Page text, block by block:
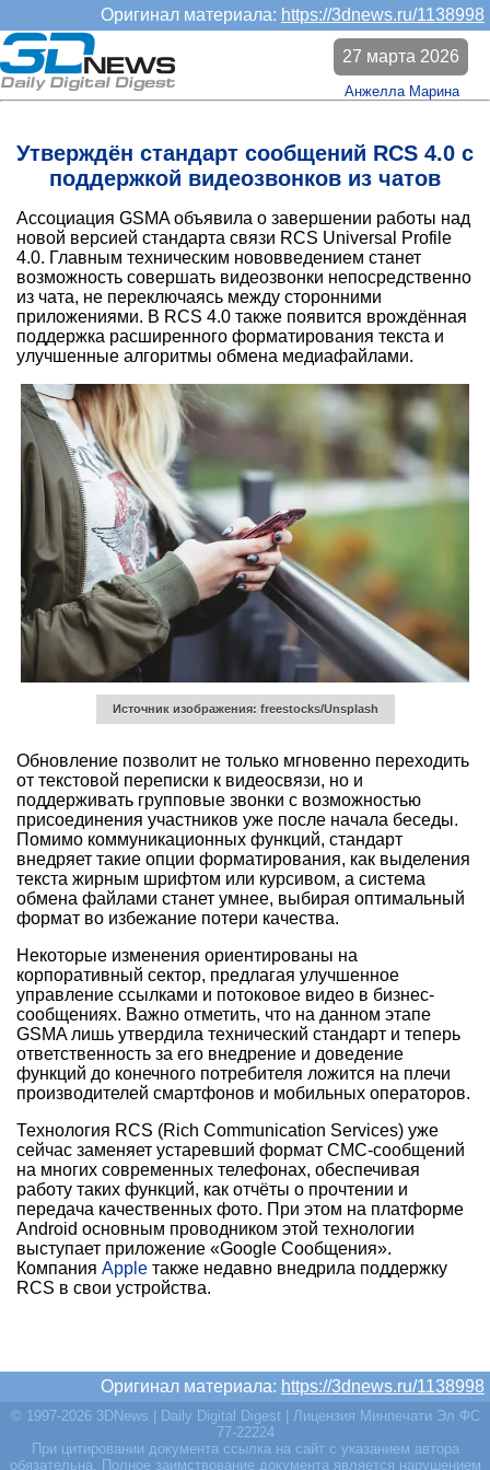
Оригинал материала: https://3dnews.ru/1138998
Утверждён стандарт сообщений RCS 4.0 с
поддержкой видеозвонков из чатов
27 марта 2026
Анжелла Марина
Ассоциация GSMA объявила о завершении работы над
новой версией стандарта связи RCS Universal Profile
4.0. Главным техническим нововведением станет
возможность совершать видеозвонки непосредственно
из чата, не переключаясь между сторонними
приложениями. В RCS 4.0 также появится врождённая
поддержка расширенного форматирования текста и
улучшенные алгоритмы обмена медиафайлами.
Источник изображения: freestocks/Unsplash
Обновление позволит не только мгновенно переходить
от текстовой переписки к видеосвязи, но и
поддерживать групповые звонки с возможностью
присоединения участников уже после начала беседы.
Помимо коммуникационных функций, стандарт
внедряет такие опции форматирования, как выделения
текста жирным шрифтом или курсивом, а система
обмена файлами станет умнее, выбирая оптимальный
формат во избежание потери качества.
Некоторые изменения ориентированы на
корпоративный сектор, предлагая улучшенное
управление ссылками и потоковое видео в бизнес-
сообщениях. Важно отметить, что на данном этапе
GSMA лишь утвердила технический стандарт и теперь
ответственность за его внедрение и доведение
функций до конечного потребителя ложится на плечи
производителей смартфонов и мобильных операторов.
Технология RCS (Rich Communication Services) уже
сейчас заменяет устаревший формат СМС-сообщений
на многих современных телефонах, обеспечивая
работу таких функций, как отчёты о прочтении и
передача качественных фото. При этом на платформе
Android основным проводником этой технологии
выступает приложение «Google Сообщения».
Компания Apple также недавно внедрила поддержку
RCS в свои устройства.
Оригинал материала: https://3dnews.ru/1138998
© 1997-2026 3DNews | Daily Digital Digest | Лицензия Минпечати Эл ФС
77-22224
При цитировании документа ссылка на сайт с указанием автора
обязательна. Полное заимствование документа является нарушением